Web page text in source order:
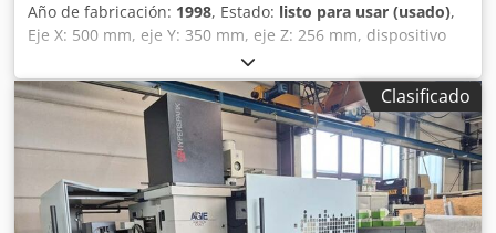
Año de fabricación: 1998, Estado: listo para usar (usado),
Eje X: 500 mm, eje Y: 350 mm, eje Z: 256 mm, dispositivo
de corte cónico: U=70 mm, V=70 mm, potencia de
conexión: 9 kVA, corriente nominal: 13,1 A, peso: 4,4 t,
equipamiento: enhebrado automático de hilo, depósito de
agua con descenso, marco de sujeción universal, control
manual, AgieSetup 3D para compensación automática de
la posición de la pieza, pistola de lavado, filtro de cartucho
de papel y software de programación Lei/Wirecut con
dongle. Chedpfx Aszadkxjmrea
Clasificado